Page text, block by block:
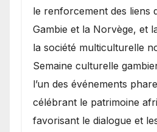
le renforcement des liens
Gambie et la Norvège, et
la société multiculturelle
Semaine culturelle
l’un des événements
célébrant le patrimoine
favorisant le dialogue et